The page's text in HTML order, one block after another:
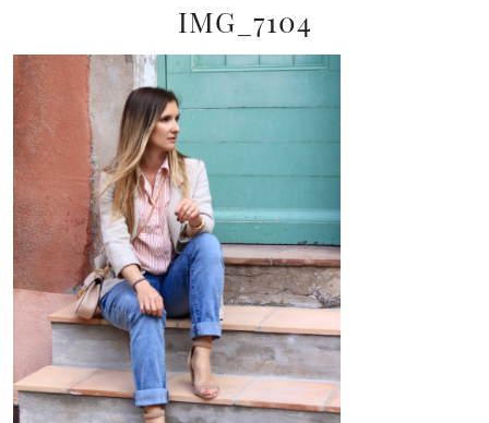
IMG_7104